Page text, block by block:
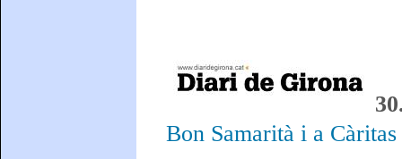
Bon Samarità i a Càritas